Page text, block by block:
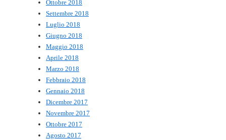
Ottobre 2018
Settembre 2018
Luglio 2018
Giugno 2018
Maggio 2018
Aprile 2018
Marzo 2018
Febbraio 2018
Gennaio 2018
Dicembre 2017
Novembre 2017
Ottobre 2017
Agosto 2017